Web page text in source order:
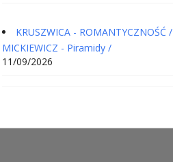
KRUSZWICA - ROMANTYCZNOŚĆ /
MICKIEWICZ - Piramidy /
11/09/2026